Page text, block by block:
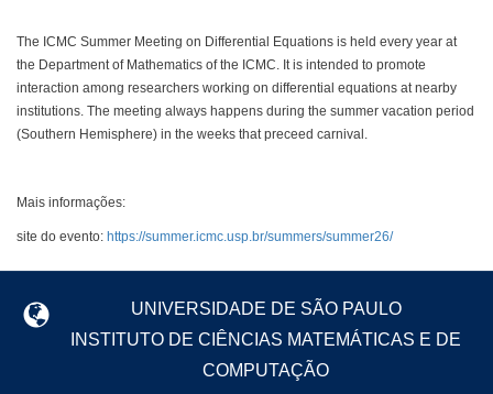
The ICMC Summer Meeting on Differential Equations is held every year at
the Department of Mathematics of the ICMC. It is intended to promote
interaction among researchers working on differential equations at nearby
institutions. The meeting always happens during the summer vacation period
(Southern Hemisphere) in the weeks that preceed carnival.
Mais informações:
site do evento: https://summer.icmc.usp.br/summers/summer26/
UNIVERSIDADE DE SÃO PAULO
INSTITUTO DE CIÊNCIAS MATEMÁTICAS E DE
COMPUTAÇÃO